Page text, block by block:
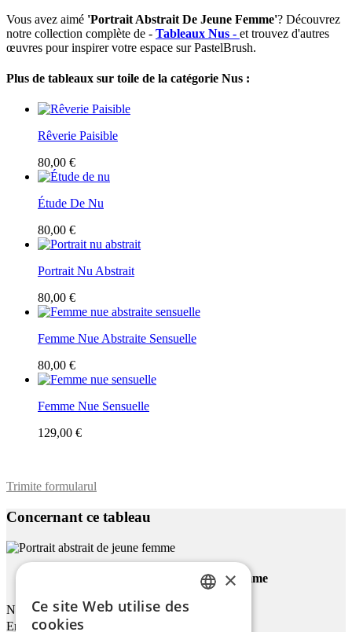
Vous avez aimé 'Portrait Abstrait De Jeune Femme'? Découvrez
notre collection complète de - Tableaux Nus - et trouvez d'autres
œuvres pour inspirer votre espace sur PastelBrush.
Plus de tableaux sur toile de la catégorie Nus :
Rêverie Paisible
80,00 €
Étude De Nu
80,00 €
Portrait Nu Abstrait
80,00 €
Femme Nue Abstraite Sensuelle
80,00 €
Femme Nue Sensuelle
129,00 €
Trimite formularul
Concernant ce tableau
Portrait Abstrait De Jeune Femme
Nom
Email
×
Ce site Web utilise des
cookies